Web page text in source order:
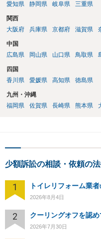
愛知県
静岡県 岐阜県 三重県
関西
大阪府
兵庫県 京都府 滋賀県
中国
広島県
岡山県 山口県 鳥取県
四国
香川県
愛媛県 高知県 徳島県
九州・沖縄
福岡県
佐賀県 長崎県 熊本県
少額訴訟の相談・依頼の
1 トイレリフォーム業
2026年8月4日
2
2026年7月30日